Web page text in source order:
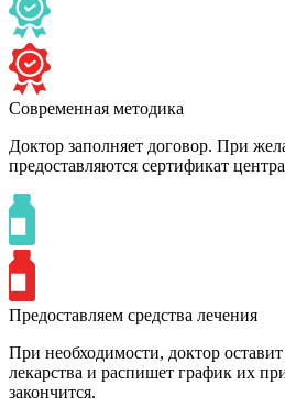
Современная методика
Доктор заполняет договор. При
предоставляются сертификат
Предоставляем средства лечения
При необходимости, доктор
лекарства и распишет график их
закончится.